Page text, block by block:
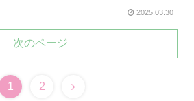
2025.03.30
次のページ
1 2